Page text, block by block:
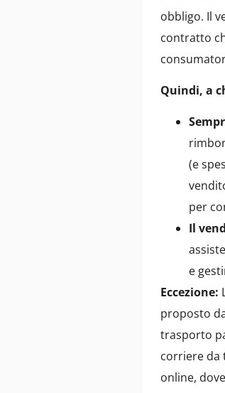
obbligo. Il
contratto
Quindi, a
(e
per
Il
e
Eccezione:
proposto
trasporto
corriere da
online,